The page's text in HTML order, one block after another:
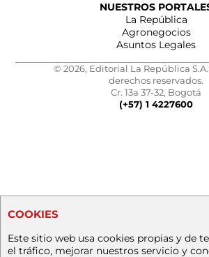
NUESTROS
La República
Agronegocios
Asuntos Legales
© 2026, Editorial La República
derechos reservados.
Cr. 13a 37-32, Bogotá
(+57) 1 4227600
COOKIES
Este sitio web usa cookies propias y de
el tráfico, mejorar nuestros servicio y